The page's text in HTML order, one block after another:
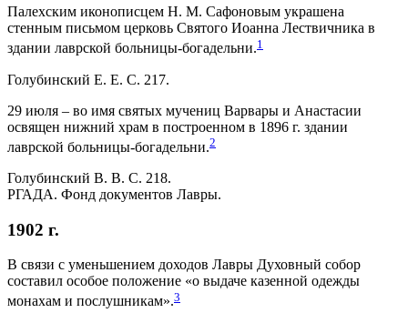
Палехским иконописцем Н. М. Сафоновым украшена
стенным письмом церковь Святого Иоанна Лествичника в
здании лаврской больницы-богадельни.1
Голубинский Е. Е. С. 217.
29 июля – во имя святых мучениц Варвары и Анастасии
освящен нижний храм в построенном в 1896 г. здании
лаврской больницы-богадельни.2
Голубинский В. В. С. 218.
РГАДА. Фонд документов Лавры.
1902 г.
В связи с уменьшением доходов Лавры Духовный собор
составил особое положение «о выдаче казенной одежды
монахам и послушникам».3